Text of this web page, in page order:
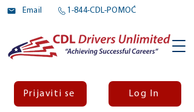
Email 1-844-CDL-POMOĆ
Prijaviti se Log In